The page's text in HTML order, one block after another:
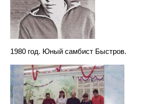
1980 год. Юный самбист Быстров.